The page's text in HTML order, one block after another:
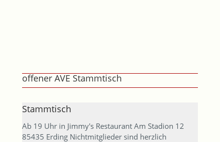
offener AVE Stammtisch
Stammtisch
Ab 19 Uhr in Jimmy's Restaurant Am Stadion 12
85435 Erding Nichtmitglieder sind herzlich